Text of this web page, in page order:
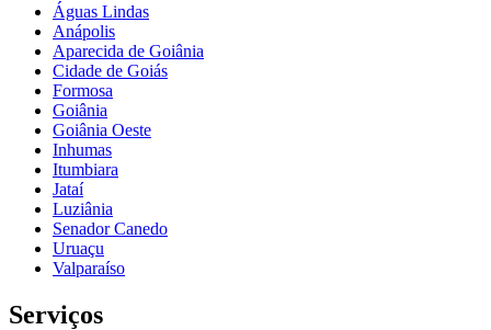
Águas Lindas
Anápolis
Aparecida de Goiânia
Cidade de Goiás
Formosa
Goiânia
Goiânia Oeste
Inhumas
Itumbiara
Jataí
Luziânia
Senador Canedo
Uruaçu
Valparaíso
Serviços